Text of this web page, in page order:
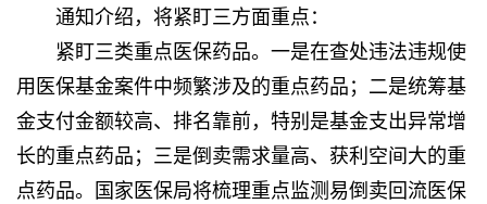
通知介绍，将紧盯三方面重点：
紧盯三类重点医保药品。一是在查处违法违规使
用医保基金案件中频繁涉及的重点药品；二是统筹基
金支付金额较高、排名靠前，特别是基金支出异常增
长的重点药品；三是倒卖需求量高、获利空间大的重
点药品。国家医保局将梳理重点监测易倒卖回流医保